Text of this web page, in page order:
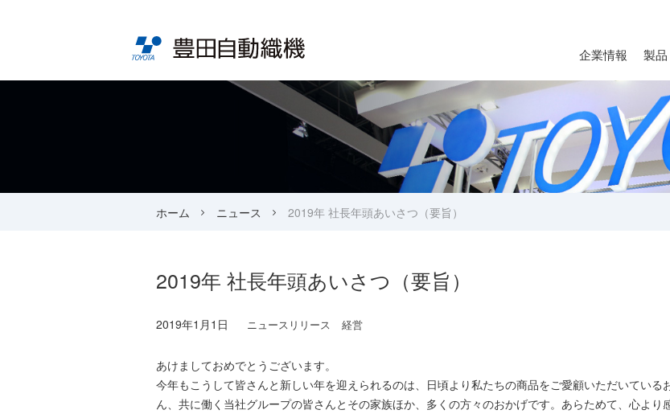
企業情報 製品
ホーム ニュース 2019年 社長年頭あいさつ（要旨）
2019年 社長年頭あいさつ（要旨）
2019年1月1日 ニュースリリース 経営
あけましておめでとうございます。
今年もこうして皆さんと新しい年を迎えられるのは、日頃より私たちの商品をご愛顧いただいている
ん、共に働く当社グループの皆さんとその家族ほか、多くの方々のおかげです。あらためて、心より